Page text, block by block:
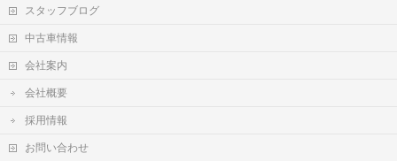
スタッフブログ
中古車情報
会社案内
会社概要
採用情報
お問い合わせ